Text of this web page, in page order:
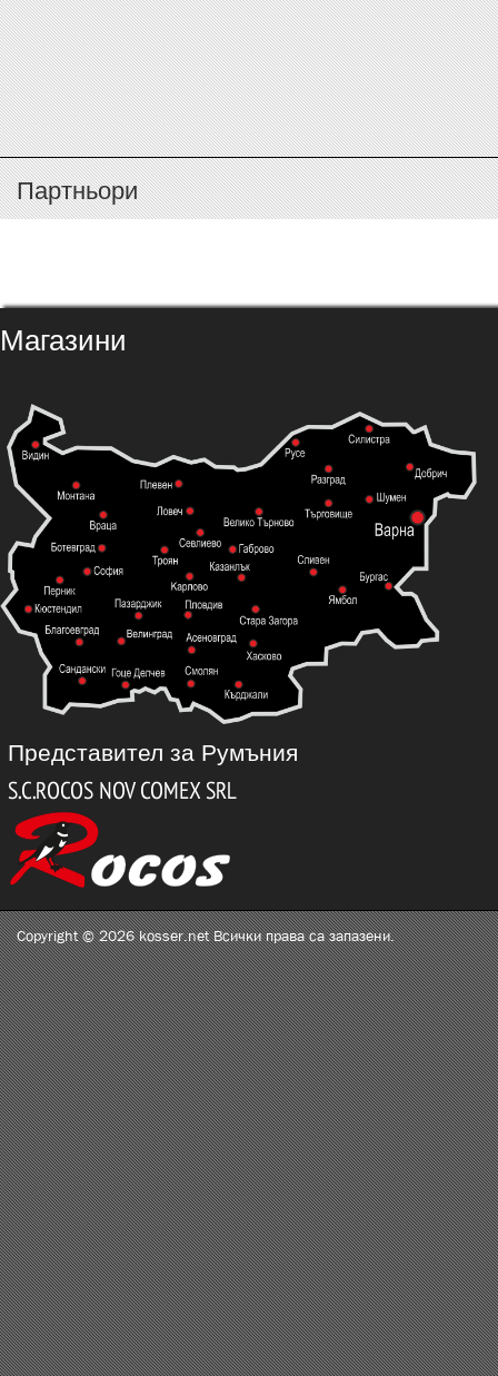
Партньори
Магазини
Представител за Румъния
Copyright © 2026 kosser.net Всички права са запазени.